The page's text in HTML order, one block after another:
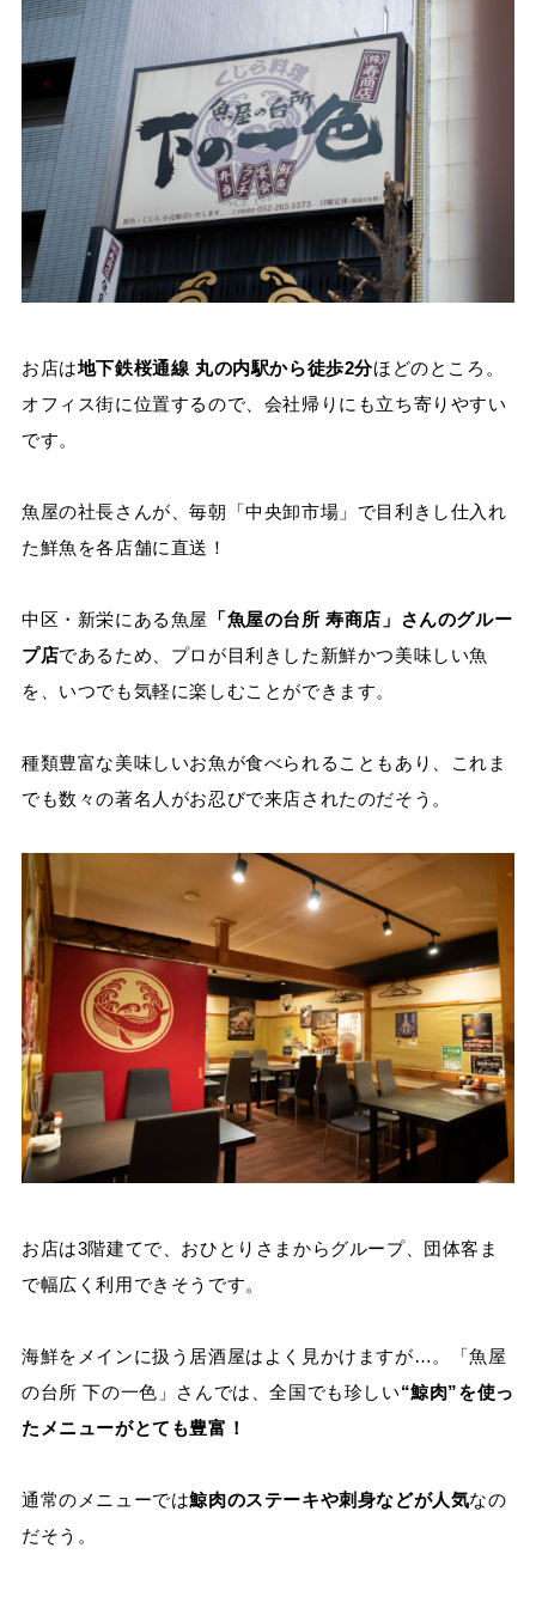
お店は地下鉄桜通線 丸の内駅から徒歩2分ほどのところ。
オフィス街に位置するので、会社帰りにも立ち寄りやすい
です。
魚屋の社長さんが、毎朝「中央卸市場」で目利きし仕入れ
た鮮魚を各店舗に直送！
中区・新栄にある魚屋
「魚屋の台所 寿商店」さんのグルー
プ店であるため、プロが目利きした新鮮かつ美味しい魚
を、いつでも気軽に楽しむことができます。
種類豊富な美味しいお魚が食べられることもあり、これま
でも数々の著名人がお忍びで来店されたのだそう。
お店は3階建てで、おひとりさまからグループ、団体客ま
で幅広く利用できそうです。
海鮮をメインに扱う居酒屋はよく見かけますが…。「魚屋
の台所 下の一色」さんでは、全国でも珍しい“鯨肉”を使っ
たメニューがとても豊富！
通常のメニューでは鯨肉のステーキや刺身などが人気なの
だそう。